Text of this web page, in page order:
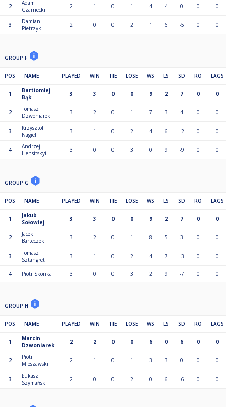
2
Adam
Czarnecki
2 1 0 1 4 4 0 0 0
3
Damian
Pietrzyk
2 0 0 2 1 6 -5 0 0
GROUP F
POS NAME PLAYED WIN TIE LOSE WS LS SD RO LAGS
1
Bartłomiej
Bąk
3 3 0 0 9 2 7 0 0
2
Tomasz
Dzwoniarek
3 2 0 1 7 3 4 0 0
3
Krzysztof
Nagiel
3 1 0 2 4 6 -2 0 0
4
Andrzej
Hensitskyi
3 0 0 3 0 9 -9 0 0
GROUP G
POS NAME PLAYED WIN TIE LOSE WS LS SD RO LAGS
1
Jakub
Sołowiej
3 3 0 0 9 2 7 0 0
2
Jacek
Barteczek
3 2 0 1 8 5 3 0 0
3
Tomasz
Sztangret
3 1 0 2 4 7 -3 0 0
4 Piotr Skonka 3 0 0 3 2 9 -7 0 0
GROUP H
POS NAME PLAYED WIN TIE LOSE WS LS SD RO LAGS
1
Marcin
Dzwoniarek
2 2 0 0 6 0 6 0 0
2
Piotr
Mieszawski
2 1 0 1 3 3 0 0 0
3
Łukasz
Szymański
2 0 0 2 0 6 -6 0 0